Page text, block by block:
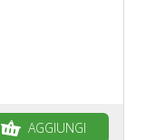
AGGIUNGI